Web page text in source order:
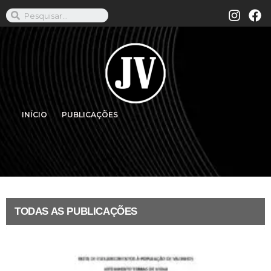
INÍCIO PUBLICAÇÕES
TODAS AS PUBLICAÇÕES